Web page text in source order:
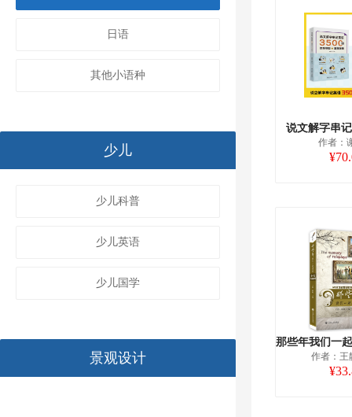
日语
其他小语种
少儿
少儿科普
少儿英语
少儿国学
景观设计
说文解字串
作者：
作者：王